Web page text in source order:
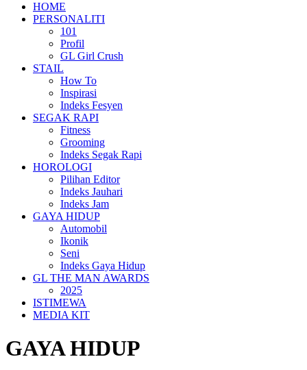
HOME
PERSONALITI
101
Profil
GL Girl Crush
STAIL
How To
Inspirasi
Indeks Fesyen
SEGAK RAPI
Fitness
Grooming
Indeks Segak Rapi
HOROLOGI
Pilihan Editor
Indeks Jauhari
Indeks Jam
GAYA HIDUP
Automobil
Ikonik
Seni
Indeks Gaya Hidup
GL THE MAN AWARDS
2025
ISTIMEWA
MEDIA KIT
GAYA HIDUP